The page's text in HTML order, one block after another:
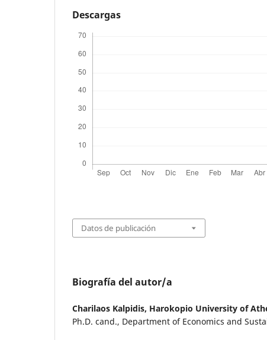
Descargas
Datos de publicación
Biografía del autor/a
Charilaos Kalpidis, Harokopio University of
Ph.D. cand., Department of Economics and